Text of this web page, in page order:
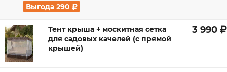
Выгода 290
Тент крыша + москитная сетка
для садовых качелей (с прямой
крышей)
3 990